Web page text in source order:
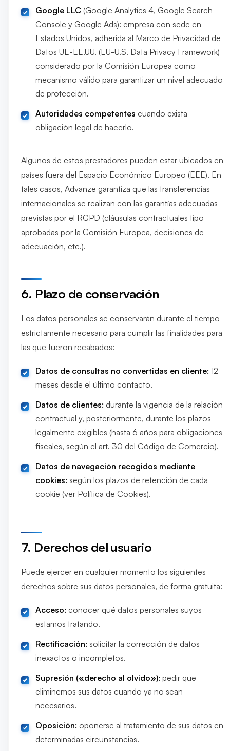
Google LLC (Google Analytics 4, Google Search
Console y Google Ads): empresa con sede en
Estados Unidos, adherida al Marco de Privacidad de
Datos UE-EE.UU. (EU-U.S. Data Privacy Framework)
considerado por la Comisión Europea como
mecanismo válido para garantizar un nivel adecuado
de protección.
Autoridades competentes cuando exista
obligación legal de hacerlo.
Algunos de estos prestadores pueden estar ubicados en
países fuera del Espacio Económico Europeo (EEE). En
tales casos, Advanze garantiza que las transferencias
internacionales se realizan con las garantías adecuadas
previstas por el RGPD (cláusulas contractuales tipo
aprobadas por la Comisión Europea, decisiones de
adecuación, etc.).
6. Plazo de conservación
Los datos personales se conservarán durante el tiempo
estrictamente necesario para cumplir las finalidades para
las que fueron recabados:
Datos de consultas no convertidas en cliente: 12
meses desde el último contacto.
Datos de clientes: durante la vigencia de la relación
contractual y, posteriormente, durante los plazos
legalmente exigibles (hasta 6 años para obligaciones
fiscales, según el art. 30 del Código de Comercio).
Datos de navegación recogidos mediante
cookies: según los plazos de retención de cada
cookie (ver Política de Cookies).
7. Derechos del usuario
Puede ejercer en cualquier momento los siguientes
derechos sobre sus datos personales, de forma gratuita:
Acceso: conocer qué datos personales suyos
estamos tratando.
Rectificación: solicitar la corrección de datos
inexactos o incompletos.
Supresión («derecho al olvido»): pedir que
eliminemos sus datos cuando ya no sean
necesarios.
Oposición: oponerse al tratamiento de sus datos en
determinadas circunstancias.